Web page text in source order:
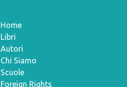
Home
Libri
Autori
Chi Siamo
Scuole
Foreign Rights